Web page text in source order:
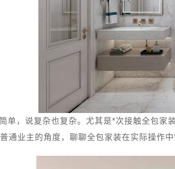
单，说复杂也复杂。尤其是*次接触全包家
通业主的角度，聊聊全包家装在实际操作